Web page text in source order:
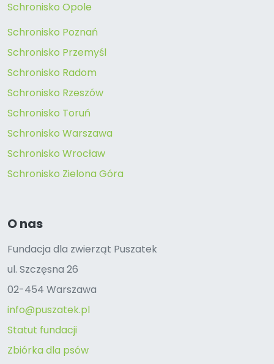
Schronisko Opole
Schronisko Poznań
Schronisko Przemyśl
Schronisko Radom
Schronisko Rzeszów
Schronisko Toruń
Schronisko Warszawa
Schronisko Wrocław
Schronisko Zielona Góra
O nas
Fundacja dla zwierząt Puszatek
ul. Szczęsna 26
02-454 Warszawa
info@puszatek.pl
Statut fundacji
Zbiórka dla psów